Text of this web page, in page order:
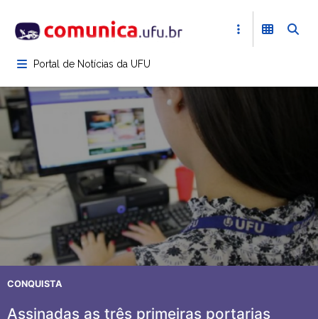
para
conteúdoPortal de Notícias da UFU
CONQUISTA
Assinadas as três primeiras portarias